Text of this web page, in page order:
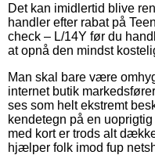
Det kan imidlertid blive
handler efter rabat på
check – L/14Y før du
at opnå den mindst
Man skal bare være
internet butik
ses som helt ekstremt
kendetegn på en
med kort er trods alt
hjælper folk imod fup